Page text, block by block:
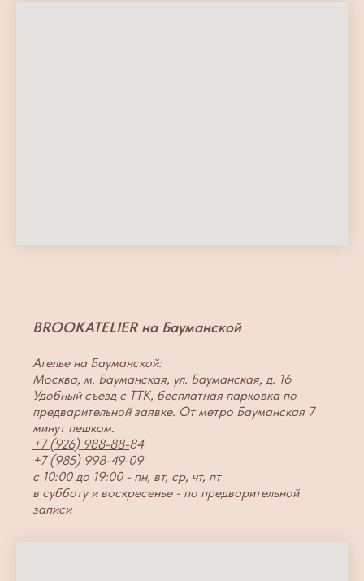
BROOKATELIER на Бауманской
Ателье на Бауманской:
Москва, м. Бауманская, ул. Бауманская, д. 16
Удобный съезд с ТТК, бесплатная парковка по
предварительной заявке. От метро Бауманская 7
минут пешком.
+7 (926) 988-88-84
+7 (985) 998-49-09
с 10:00 до 19:00 - пн, вт, ср, чт, пт
в субботу и воскресенье - по предварительной
записи